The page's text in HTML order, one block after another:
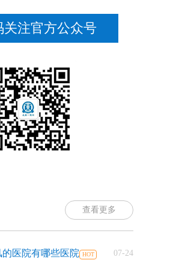
关注官方公众号
查看更多
医院有哪些医院 07-24